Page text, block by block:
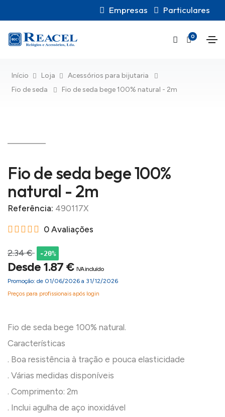
Empresas Particulares
0
Início Loja
Acessórios para bijutaria
Fio de seda
Fio de seda bege 100% natural - 2m
Fio de seda bege 100%
natural - 2m
Referência: 490117X
0 Avaliações
2.34 € -20%
Desde 1.87 € IVA incluído
Promoção: de 01/06/2026 a 31/12/2026
Preços para profissionais após login
Fio de seda bege 100% natural.
Características
. Boa resistência à tração e pouca elasticidade
. Várias medidas disponíveis
. Comprimento: 2m